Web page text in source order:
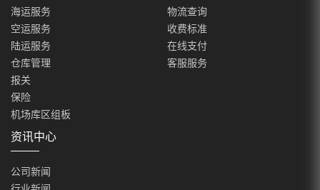
海运服务
空运服务
陆运服务
仓库管理
报关
保险
机场库区组板
物流查询
收费标准
在线支付
客服服务
资讯中心
公司新闻